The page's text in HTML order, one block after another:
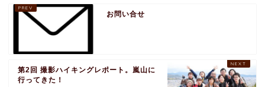
お問い合せ
第2回 撮影ハイキングレポート。嵐山に
行ってきた！